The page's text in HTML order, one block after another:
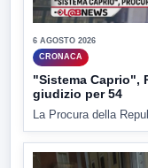
6 AGOSTO 2026
CRONACA
"Sistema Caprio",
giudizio per 54
La Procura della